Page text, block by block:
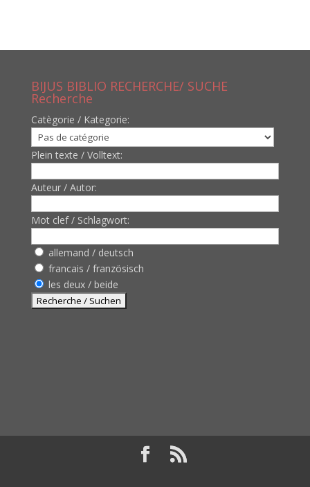
BIJUS BIBLIO RECHERCHE/ SUCHE
Recherche
Catègorie / Kategorie:
Plein texte / Volltext:
Auteur / Autor:
Mot clef / Schlagwort:
allemand / deutsch
francais / französisch
les deux / beide